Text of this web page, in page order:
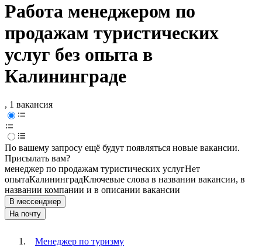
Работа менеджером по
продажам туристических
услуг без опыта в
Калининграде
, 1 вакансия
По вашему запросу ещё будут появляться новые вакансии.
Присылать вам?
менеджер по продажам туристических услугНет
опытаКалининградКлючевые слова в названии вакансии, в
названии компании и в описании вакансии
В мессенджер
На почту
Менеджер по туризму